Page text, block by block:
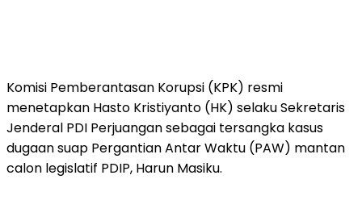
Komisi Pemberantasan Korupsi (KPK) resmi
menetapkan Hasto Kristiyanto (HK) selaku Sekretaris
Jenderal PDI Perjuangan sebagai tersangka kasus
dugaan suap Pergantian Antar Waktu (PAW) mantan
calon legislatif PDIP, Harun Masiku.